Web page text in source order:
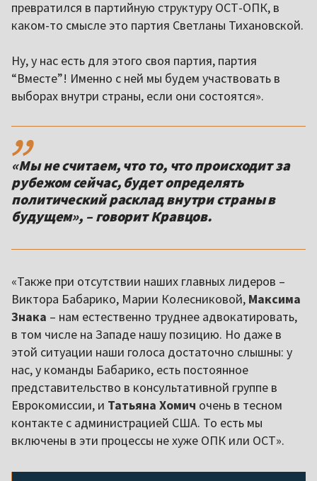
превратился в партийную структуру ОСТ-ОПК, в
каком-то смысле это партия Светланы Тихановской.
Ну, у нас есть для этого своя партия, партия
“Вместе”! Именно с ней мы будем участвовать в
выборах внутри страны, если они состоятся».
,,
«Мы не считаем, что то, что происходит за
рубежом сейчас, будет определять
политический расклад внутри страны в
будущем», – говорит Кравцов.
«Также при отсутствии наших главных лидеров –
Виктора Бабарико, Марии Колесниковой, Максима
Знака – нам естественно труднее адвокатировать,
в том числе на Западе нашу позицию. Но даже в
этой ситуации наши голоса достаточно слышны: у
нас, у команды Бабарико, есть постоянное
представительство в консультативной группе в
Еврокомиссии, и Татьяна Хомич очень в тесном
контакте с администрацией США. То есть мы
включены в эти процессы не хуже ОПК или ОСТ».